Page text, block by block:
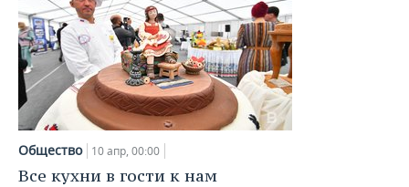
Общество 10 апр, 00:00
Все кухни в гости к нам